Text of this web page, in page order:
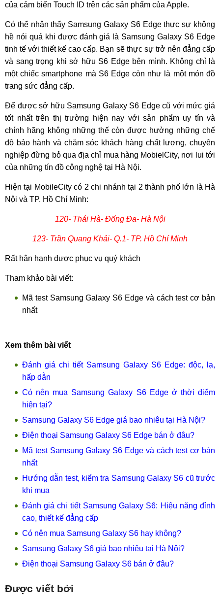
của cảm biến Touch ID trên các sản phẩm của Apple.
Có thể nhận thấy Samsung Galaxy S6 Edge thực sự không
hề nói quá khi được đánh giá là Samsung Galaxy S6 Edge
tinh tế với thiết kế cao cấp. Bạn sẽ thực sự trở nên đẳng cấp
và sang trọng khi sở hữu S6 Edge bên mình. Không chỉ là
một chiếc smartphone mà S6 Edge còn như là một món đồ
trang sức đẳng cấp.
Để được sở hữu Samsung Galaxy S6 Edge cũ với mức giá
tốt nhất trên thị trường hiện nay với sản phẩm uy tín và
chính hãng không những thế còn được hưởng những chế
độ bảo hành và chăm sóc khách hàng chất lượng, chuyên
nghiệp đừng bỏ qua địa chỉ mua hàng MobielCity, nơi lui tới
của những tín đồ công nghệ tại Hà Nội.
Hiện tại MobileCity có 2 chi nhánh tại 2 thành phố lớn là Hà
Nội và TP. Hồ Chí Minh:
120- Thái Hà- Đống Đa- Hà Nội
123- Trần Quang Khải- Q.1- TP. Hồ Chí Minh
Rất hân hạnh được phục vụ quý khách
Tham khảo bài viết:
Mã test Samsung Galaxy S6 Edge và cách test cơ bản
nhất
Xem thêm bài viết
Đánh giá chi tiết Samsung Galaxy S6 Edge: độc, lạ,
hấp dẫn
Có nên mua Samsung Galaxy S6 Edge ở thời điểm
hiện tại?
Samsung Galaxy S6 Edge giá bao nhiêu tại Hà Nội?
Điện thoại Samsung Galaxy S6 Edge bán ở đâu?
Mã test Samsung Galaxy S6 Edge và cách test cơ bản
nhất
Hướng dẫn test, kiểm tra Samsung Galaxy S6 cũ trước
khi mua
Đánh giá chi tiết Samsung Galaxy S6: Hiệu năng đỉnh
cao, thiết kế đẳng cấp
Có nên mua Samsung Galaxy S6 hay không?
Samsung Galaxy S6 giá bao nhiêu tại Hà Nội?
Điện thoại Samsung Galaxy S6 bán ở đâu?
Được viết bởi